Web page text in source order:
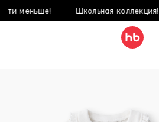
Школьная коллекция!